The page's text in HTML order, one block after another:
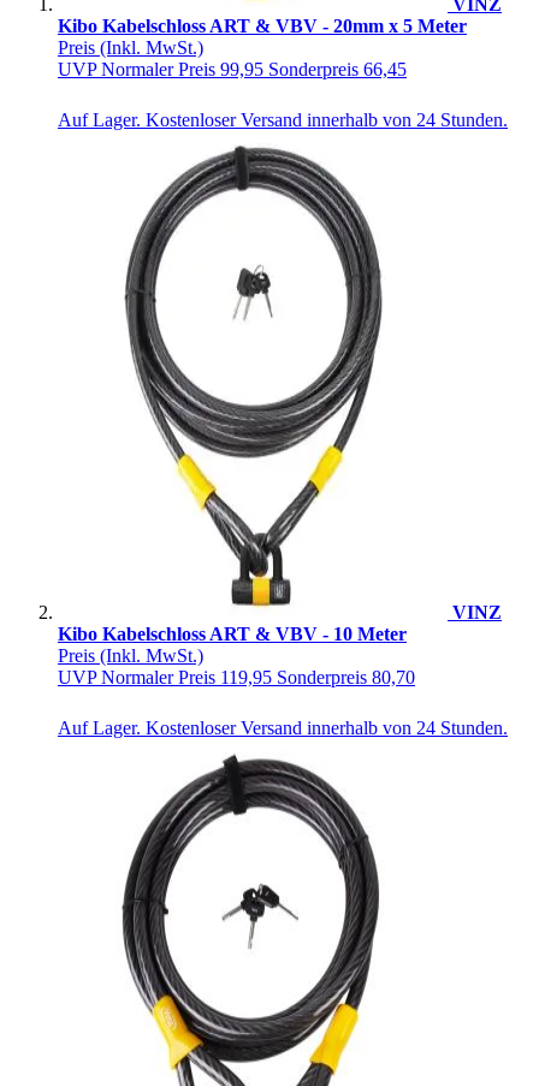
Kibo Kabelschloss ART & VBV - 20mm x 5 Meter
Preis (Inkl. MwSt.)
UVPNormaler Preis 99,95 Sonderpreis 66,45
Auf Lager. Kostenloser Versand innerhalb von 24 Stunden.
VINZ
Kibo Kabelschloss ART & VBV - 10 Meter
Preis (Inkl. MwSt.)
UVPNormaler Preis 119,95 Sonderpreis 80,70
Auf Lager. Kostenloser Versand innerhalb von 24 Stunden.